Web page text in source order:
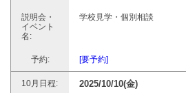
学校見学・個別相談
[要予約]
2025/10/10(金)